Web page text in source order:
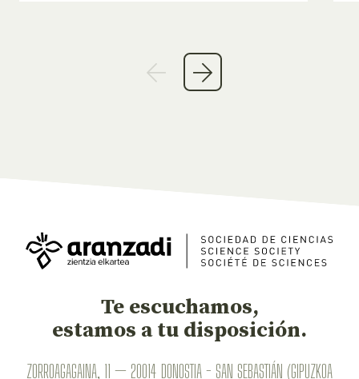
Te escuchamos,
estamos a tu disposición.
ZORROAGAGAINA, 11 — 20014 DONOSTIA - SAN SEBASTIÁN (GIPUZKOA